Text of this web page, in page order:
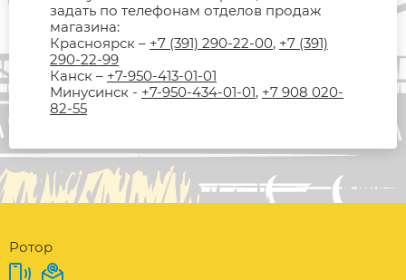
задать по телефонам отделов продаж
магазина:
Красноярск – +7 (391) 290-22-00, +7 (391)
290-22-99
Канск – +7-950-413-01-01
Минусинск - +7-950-434-01-01, +7 908 020-
82-55
Ротор